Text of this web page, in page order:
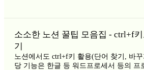
소소한 노션 꿀팁 모음집 - ctrl+f
기
노션에서도 ctrl+f키 활용(단어 찾기, 바
당 기능은 한글 등 워드프로세서 등의 프